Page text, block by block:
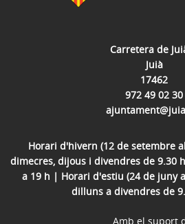
Carretera de
Juià
17462
972 49 02 30
Horari d'hivern (12 de setembre
dimecres, dijous i divendres de 9.30
a 19 h | Horari d'estiu (24 de juny
dilluns a divendres de
Amb el suport